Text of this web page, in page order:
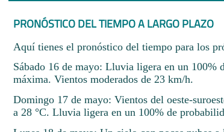
PRONÓSTICO DEL TIEMPO A LARGO PLAZO
Aquí tienes el pronóstico del tiempo para los
Sábado 16 de mayo: Lluvia ligera en un 100%
máxima. Vientos moderados de 23 km/h.
Domingo 17 de mayo: Vientos del oeste-
a 28 °C. Lluvia ligera en un 100% de